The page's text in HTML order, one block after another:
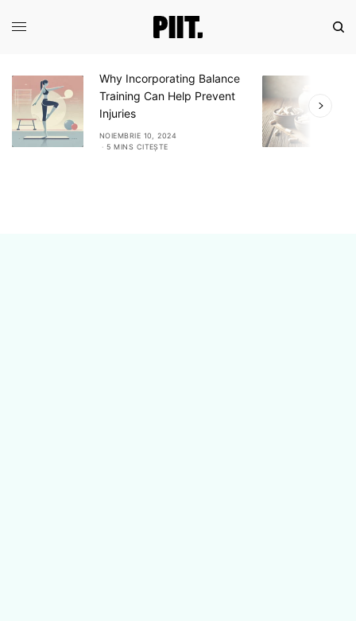
Why Incorporating Balance
Training Can Help Prevent
Injuries
NOIEMBRIE 10, 2024
5 MINS CITEȘTE